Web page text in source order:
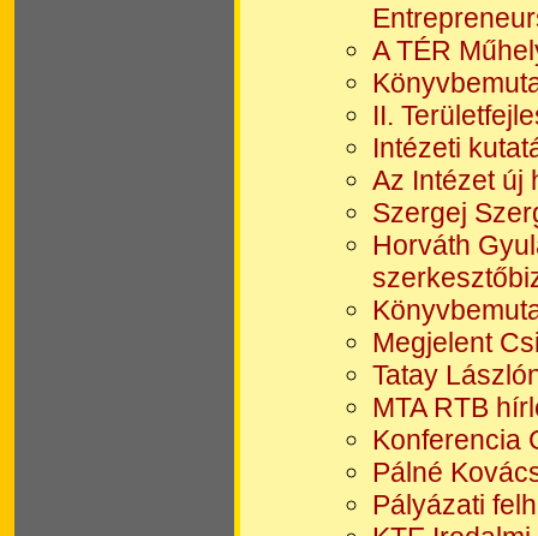
A TÉR
II.
Intézeti
Az Intézet új
Szergej
Horváth
Megjelent
Tatay
MTA RTB
Konferencia
Pálné
Pályázati